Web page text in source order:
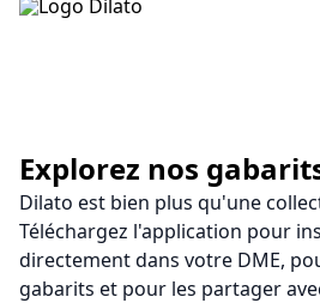
Tarifs
Télécharger
App web
Explorez nos
Dilato est bien plus qu'une
Téléchargez l'application pour
directement dans votre DME,
gabarits et pour les partager